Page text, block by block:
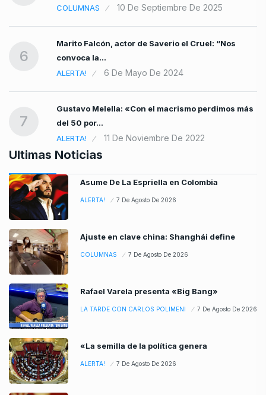
COLUMNAS
10 De Septiembre De 2025
6
Marito Falcón, actor de Saverio el Cruel: “Nos
convoca la…
ALERTA!
6 De Mayo De 2024
7
Gustavo Melella: «Con el macrismo perdimos más
del 50 por…
ALERTA!
11 De Noviembre De 2022
Ultimas Noticias
Asume De La Espriella en Colombia
ALERTA! 7 De Agosto De 2026
Ajuste en clave china: Shanghái define
COLUMNAS 7 De Agosto De 2026
Rafael Varela presenta «Big Bang»
LA TARDE CON CARLOS POLIMENI 7 De Agosto De 2026
«La semilla de la política genera
ALERTA! 7 De Agosto De 2026